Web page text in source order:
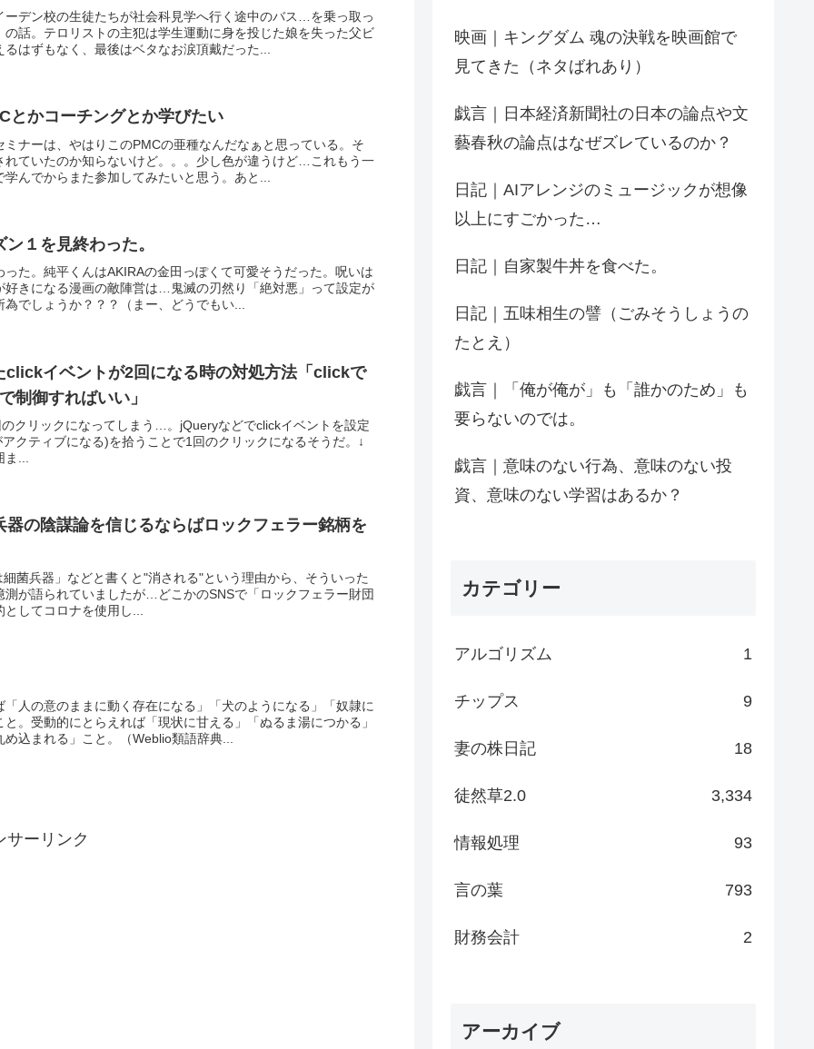
ーデン校の生徒たちが社会科見学へ行く途中のバス…を乗っ取っ
話。テロリストの主犯は学生運動に身を投じた娘を失った父ビ
はずもなく、最後はベタなお涙頂戴だった...
とかコーチングとか学びたい
ナーは、やはりこのPMCの亜種なんだなぁと思っている。そ
れていたのか知らないけど。。。少し色が違うけど…これもう一
んでからまた参加してみたいと思う。あと...
１を見終わった。
た。純平くんはAKIRAの金田っぽくて可愛そうだった。呪いは
きになる漫画の敵陣営は…鬼滅の刃然り「絶対悪」って設定が
でしょうか？？？（まー、どうでもい...
イベントが2回になる時の対処方法「clickで
制御すればいい」
クリックになってしまう…。jQueryなどでclickイベントを設定
クティブになる)を拾うことで1回のクリックになるそうだ。↓
...
の陰謀論を信じるならばロックフェラー銘柄を
菌兵器」などと書くと"消される"という理由から、そういった
測が語られていましたが…どこかのSNSで「ロックフェラー財団
してコロナを使用し...
人の意のままに動く存在になる」「犬のようになる」「奴隷に
。受動的にとらえれば「現状に甘える」「ぬるま湯につかる」
め込まれる」こと。（Weblio類語辞典...
サーリンク
映画｜キングダム 魂の決戦を映画館で
見てきた（ネタばれあり）
戯言｜日本経済新聞社の日本の論点や文
藝春秋の論点はなぜズレているのか？
日記｜AIアレンジのミュージックが想像
以上にすごかった…
日記｜自家製牛丼を食べた。
日記｜五味相生の譬（ごみそうしょうの
たとえ）
戯言｜「俺が俺が」も「誰かのため」も
要らないのでは。
戯言｜意味のない行為、意味のない投
資、意味のない学習はあるか？
カテゴリー
アルゴリズム 1
チップス 9
妻の株日記 18
徒然草2.0 3,334
情報処理 93
言の葉 793
財務会計 2
アーカイブ